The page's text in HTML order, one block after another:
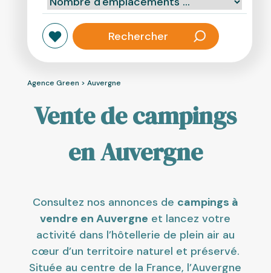
Agence Green > Auvergne
Vente de campings
en Auvergne
Consultez nos annonces de campings à
vendre en Auvergne et lancez votre
activité dans l’hôtellerie de plein air au
cœur d’un territoire naturel et préservé.
Située au centre de la France, l’Auvergne